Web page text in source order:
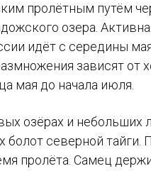
пролётным путём
озера.
идёт с середины мая
зависят от
мая до начала июля.
озёрах и небольших
северной тайги.
пролёта. Самец